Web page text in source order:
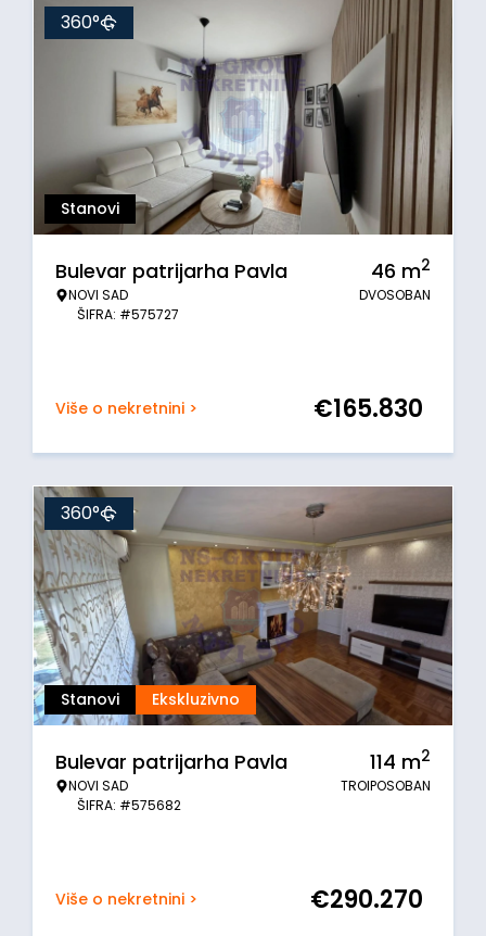
Stanovi
360°
Bulevar patrijarha Pavla
NOVI SAD
ŠIFRA: #575727
46 m2
DVOSOBAN
Više o nekretnini > €165.830
Stanovi Ekskluzivno
360°
Bulevar patrijarha Pavla
NOVI SAD
ŠIFRA: #575682
114 m2
TROIPOSOBAN
Više o nekretnini > €290.270